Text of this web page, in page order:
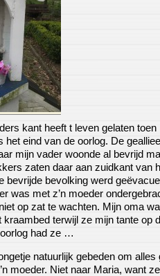
kant heeft t leven gelaten toen
het eind van de oorlog. De
mijn vader woonde al bevrijd
zaten daar aan zuidkant van
bevrijde bevolking werd
was met z’n moeder
op zat te wachten. Mijn oma
kraambed terwijl ze mijn tante op
had ze …
natuurlijk gebeden om alles
moeder. Niet naar Maria, want ze